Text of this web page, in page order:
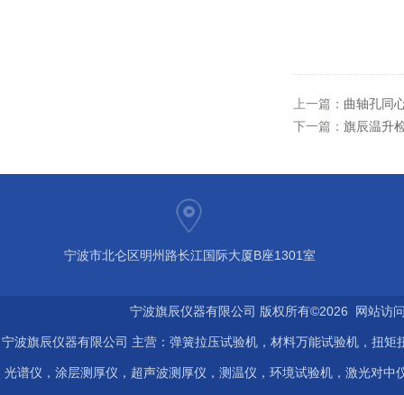
上一篇： 曲轴孔同
下一篇： 旗辰温升
宁波市北仑区明州路长江国际大厦B座1301室
宁波旗辰仪器有限公司 版权所有©2026 网站
宁波旗辰仪器有限公司 主营：弹簧拉压试验机，材料万能试验机，扭
光谱仪，涂层测厚仪，超声波测厚仪，测温仪，环境试验机，激光对